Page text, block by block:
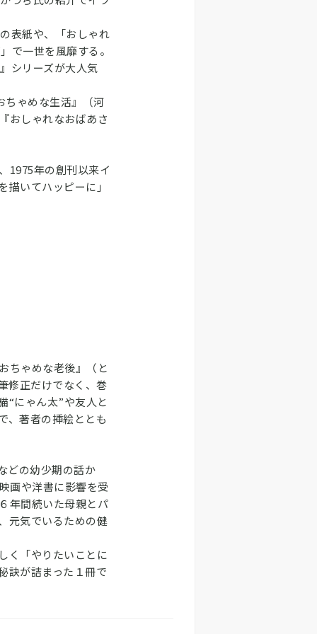
表紙や、「おしゃれ
で一世を風靡する。
シリーズが大人気
ちゃめな生活』（河
おしゃれなおばあさ
1975年の創刊以来イ
いてハッピーに」
ちゃめな老後』（と
修正だけでなく、巻
“にゃん太”や友人と
、著者の挿絵ととも
どの幼少期の話か
画や洋書に影響を受
年間続いた母親とパ
元気でいるための健
く「やりたいことに
訣が詰まった１冊で